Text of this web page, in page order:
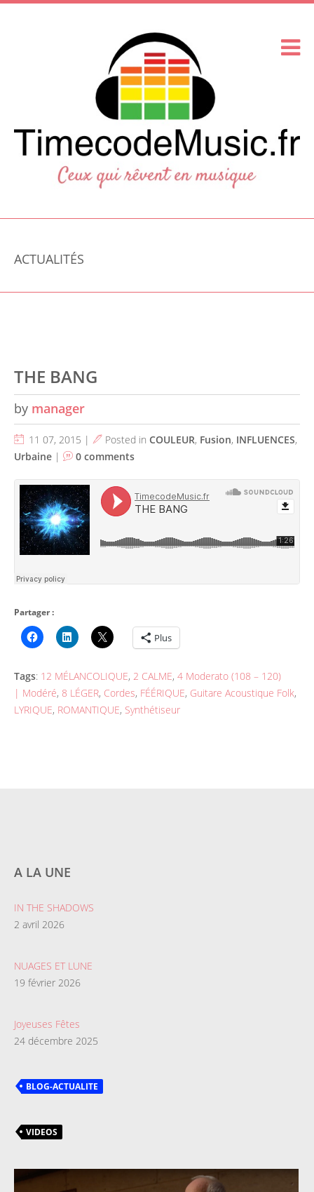
ACTUALITÉS
THE BANG
by manager
11 07, 2015 | Posted in COULEUR, Fusion, INFLUENCES,
Urbaine | 0 comments
Partager :
Plus
Tags: 12 MÉLANCOLIQUE, 2 CALME, 4 Moderato (108 – 120)
| Modéré, 8 LÉGER, Cordes, FÉÉRIQUE, Guitare Acoustique Folk,
LYRIQUE, ROMANTIQUE, Synthétiseur
A LA UNE
IN THE SHADOWS
2 avril 2026
NUAGES ET LUNE
19 février 2026
Joyeuses Fêtes
24 décembre 2025
BLOG-ACTUALITE
VIDEOS